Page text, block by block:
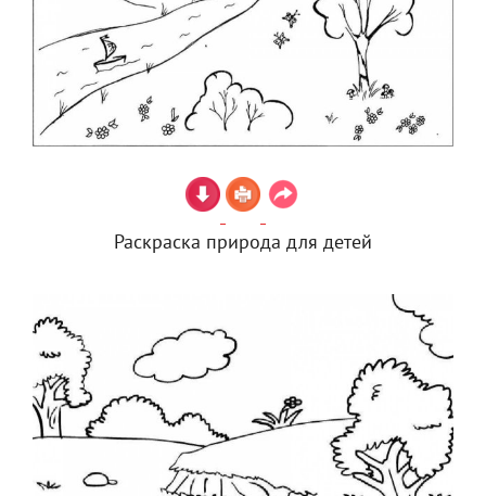
Раскраска природа для детей